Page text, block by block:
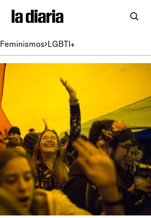
Feminismos LGBTI+